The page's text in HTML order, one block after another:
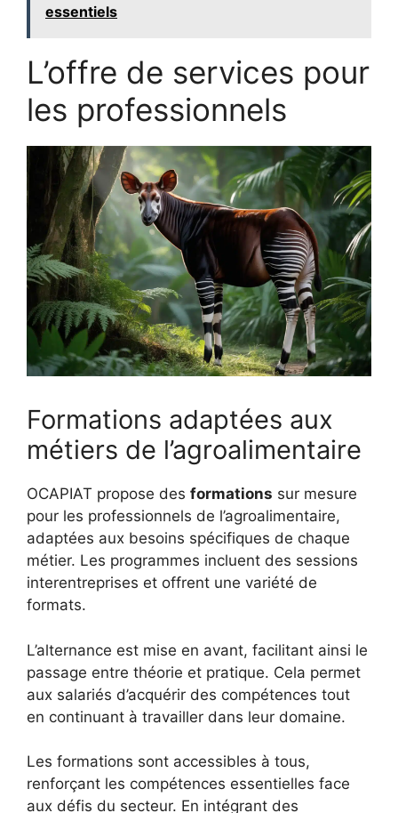
essentiels
L’offre de services pour
les professionnels
Formations adaptées aux
métiers de l’agroalimentaire
OCAPIAT propose des formations sur mesure
pour les professionnels de l’agroalimentaire,
adaptées aux besoins spécifiques de chaque
métier. Les programmes incluent des sessions
interentreprises et offrent une variété de
formats.
L’alternance est mise en avant, facilitant ainsi le
passage entre théorie et pratique. Cela permet
aux salariés d’acquérir des compétences tout
en continuant à travailler dans leur domaine.
Les formations sont accessibles à tous,
renforçant les compétences essentielles face
aux défis du secteur. En intégrant des